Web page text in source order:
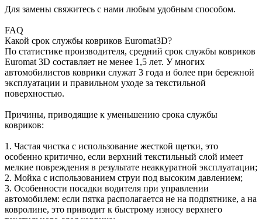
Для замены свяжитесь с нами любым удобным способом.
FAQ
Какой срок службы ковриков Euromat3D?
По статистике производителя, средний срок службы ковриков
Euromat 3D составляет не менее 1,5 лет. У многих
автомобилистов коврики служат 3 года и более при бережной
эксплуатации и правильном уходе за текстильной
поверхностью.
Причины, приводящие к уменьшению срока службы
ковриков:
1. Частая чистка с использование жесткой щетки, это
особенно критично, если верхний текстильный слой имеет
мелкие повреждения в результате неаккуратной эксплуатации;
2. Мойка с использованием струи под высоким давлением;
3. Особенности посадки водителя при управлении
автомобилем: если пятка располагается не на подпятнике, а на
ковролине, это приводит к быстрому износу верхнего